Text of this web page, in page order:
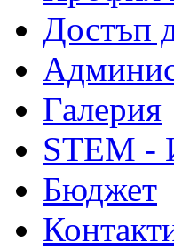
Достъп
Галерия
STEM -
Бюджет